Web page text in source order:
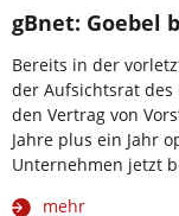
gBnet: Goebel
Bereits in der
der Aufsichtsrat des
den Vertrag von
Jahre plus ein Jahr
Unternehmen jetzt
mehr